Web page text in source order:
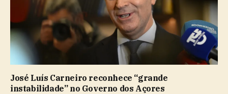
José Luís Carneiro reconhece “grande
instabilidade” no Governo dos Açores